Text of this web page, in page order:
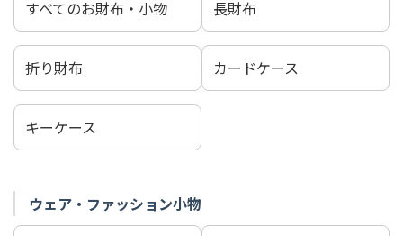
すべてのお財布・小物 長財布
折り財布 カードケース
キーケース
ウェア・ファッション小物